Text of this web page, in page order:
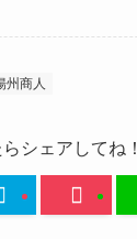
州商人
シェアしてね！